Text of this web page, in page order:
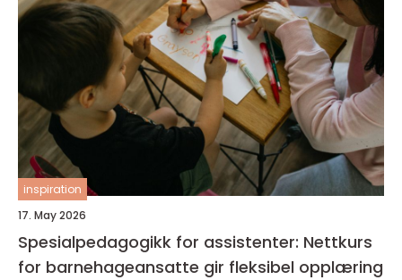
inspiration
17. May 2026
Spesialpedagogikk for assistenter: Nettkurs
for barnehageansatte gir fleksibel opplæring